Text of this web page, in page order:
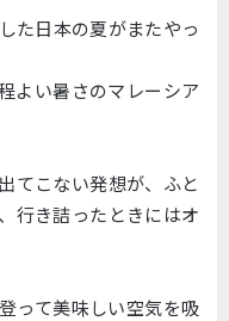
た日本の夏がまたやっ
よい暑さのマレーシア
てこない発想が、ふと
行き詰ったときにはオ
って美味しい空気を吸